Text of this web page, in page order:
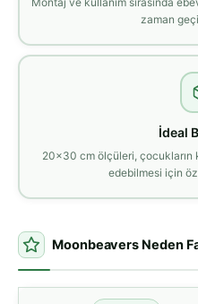
zaman
İdeal
20x30 cm ölçüleri,
edebilmesi için
Moonbeavers Neden